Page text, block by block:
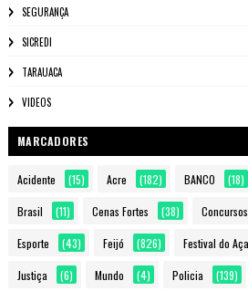
SEGURANÇA
SICREDI
TARAUACA
VIDEOS
MARCADORES
Acidente (15) Acre (182) BANCO (18)
Brasil (11) Cenas Fortes (38) Concursos
Esporte (43) Feijó (826) Festival do
Justiça (6) Mundo (4) Policia (139)